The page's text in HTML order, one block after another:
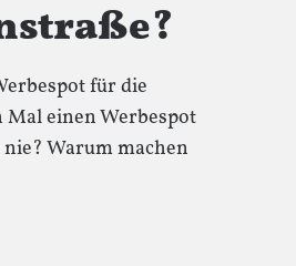
für die
Mal einen Werbespot
Warum machen